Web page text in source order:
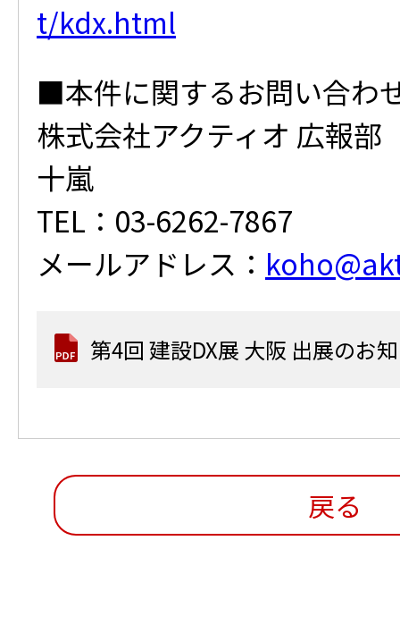
t/kdx.html
■本件に関するお問い合わ
株式会社アクティオ 広報
十嵐
TEL：03-6262-7867
メールアドレス：
第4回 建設DX展 大阪 出展のお
戻る